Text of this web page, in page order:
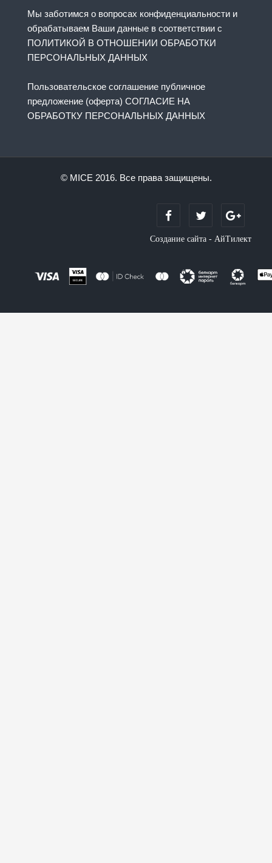
Мы заботимся о вопросах конфиденциальности и
обрабатываем Ваши данные в соответствии с
ПОЛИТИКОЙ В ОТНОШЕНИИ ОБРАБОТКИ
ПЕРСОНАЛЬНЫХ ДАННЫХ
Пользовательское соглашение публичное
предложение (оферта) СОГЛАСИЕ НА
ОБРАБОТКУ ПЕРСОНАЛЬНЫХ ДАННЫХ
© MICE 2016. Все права защищены.
Создание сайта - АйТилект